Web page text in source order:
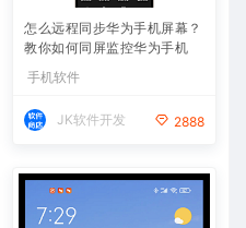
怎么远程同步华为手机屏幕？
教你如何同屏监控华为手机
手机软件
JK软件开发 2888